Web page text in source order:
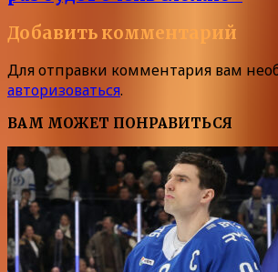
Добавить комментарий
Для отправки комментария вам
авторизоваться.
ВАМ МОЖЕТ ПОНРАВИТЬСЯ